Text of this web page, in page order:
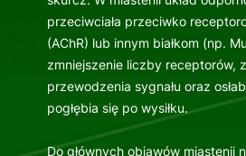
przeciwciała przeciwko
(AChR) lub innym białkom (np.
zmniejszenie liczby receptorów,
przewodzenia sygnału oraz
pogłębia się po wysiłku.
Do głównych objawów miastenii